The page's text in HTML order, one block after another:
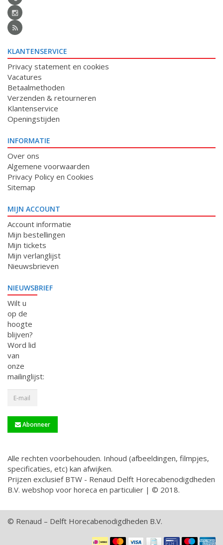
KLANTENSERVICE
Privacy statement en cookies
Vacatures
Betaalmethoden
Verzenden & retourneren
Klantenservice
Openingstijden
INFORMATIE
Over ons
Algemene voorwaarden
Privacy Policy en Cookies
Sitemap
MIJN ACCOUNT
Account informatie
Mijn bestellingen
Mijn tickets
Mijn verlanglijst
Nieuwsbrieven
NIEUWSBRIEF
Wilt u
op de
hoogte
blijven?
Word lid
van
onze
mailinglijst:
Abonneer
Alle rechten voorbehouden. Inhoud (afbeeldingen, filmpjes,
specificaties, etc) kan afwijken.
Prijzen exclusief BTW - Renaud Delft Horecabenodigdheden
B.V. webshop voor horeca en particulier | © 2018.
© Renaud – Delft Horecabenodigdheden B.V.